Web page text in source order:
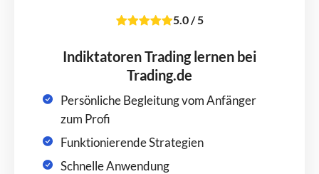
5.0/5
Indiktatoren Trading lernen bei
Trading.de
Persönliche Begleitung vom Anfänger
zum Profi
Funktionierende Strategien
Schnelle Anwendung